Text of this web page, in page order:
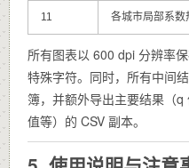
11 各城市局部系数
所有图表以 600 dpi 分辨率
特殊字符。同时，所有中间
簿，并额外导出主要结果（
值等）的 CSV 副本。